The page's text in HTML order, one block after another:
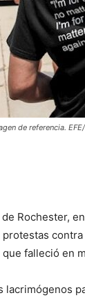
de referencia. EFE/
de Rochester,
falleció en
lacrimógenos